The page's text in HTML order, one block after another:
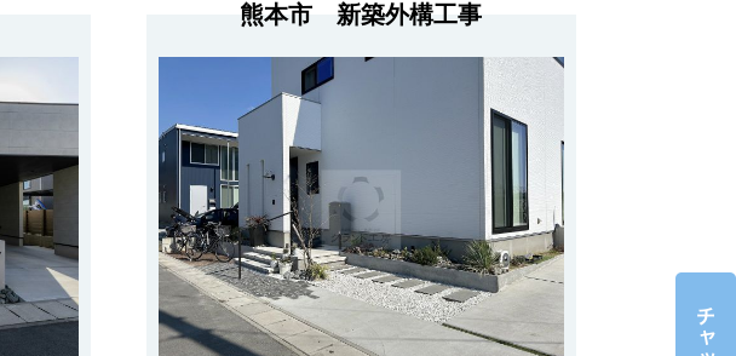
熊本市 新築外構工事